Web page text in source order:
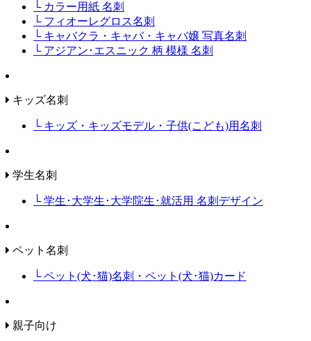
└ カラー用紙 名刺
└ フィオーレグロス名刺
└ キャバクラ・キャバ・キャバ嬢 写真名刺
└ アジアン･エスニック 柄 模様 名刺
キッズ名刺
└ キッズ・キッズモデル・子供(こども)用名刺
学生名刺
└ 学生･大学生･大学院生･就活用 名刺デザイン
ペット名刺
└ ペット(犬･猫)名刺・ペット(犬･猫)カード
親子向け